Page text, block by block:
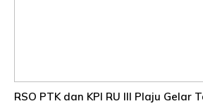
RSO PTK dan KPI RU III Plaju Gelar